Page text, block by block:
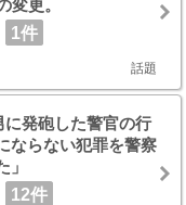
変更。
1件
話題
発砲した警官の行
ならない犯罪を警察
12件